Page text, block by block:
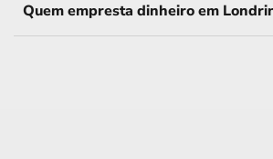
Quem empresta dinheiro em